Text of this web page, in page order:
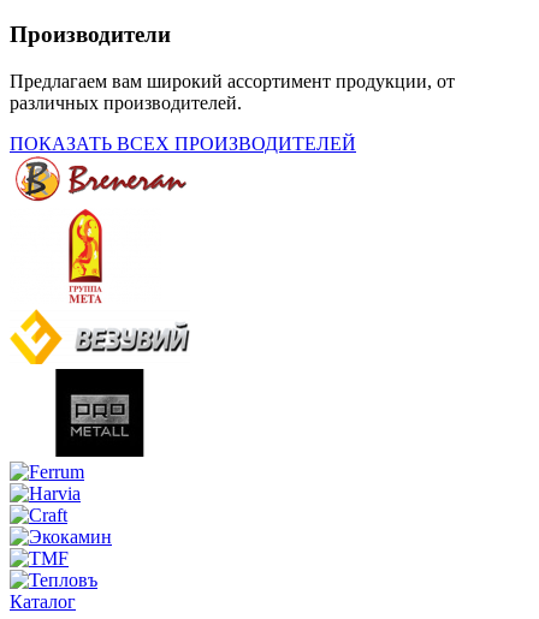
Производители
Предлагаем вам широкий ассортимент продукции, от
различных производителей.
ПОКАЗАТЬ ВСЕХ ПРОИЗВОДИТЕЛЕЙ
Каталог